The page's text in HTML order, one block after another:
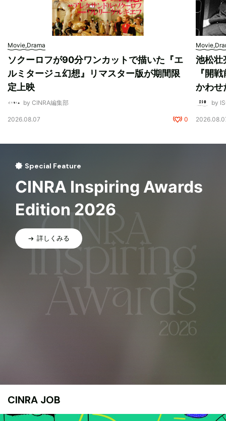
Movie,Drama
ソクーロフが90分ワンカットで描いた『エ
ルミタージュ幻想』リマスター版が期間限
定上映
by CINRA編集部
2026.08.07 0
池松壮
『開
かわせ
by
Special Feature
CINRA Inspiring Awards
Edition 2026
詳しくみる
CINRA JOB